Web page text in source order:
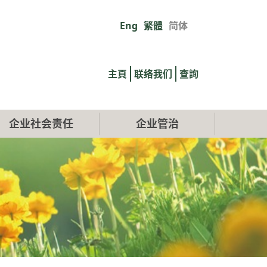
Eng 繁體 简体
links
主頁 联络我们 查詢
企业社会责任 企业管治